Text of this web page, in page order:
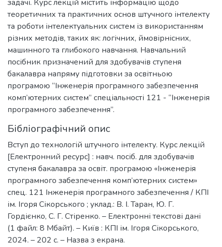
задачі. Курс лекцій містить інформацію щодо
теоретичних та практичних основ штучного інтелекту
та роботи інтелектуальних систем із використанням
різних методів, таких як: логічних, ймовірнісних,
машинного та глибокого навчання. Навчальний
посібник призначений для здобувачів ступеня
бакалавра напряму підготовки за освітньою
програмою “Інженерія програмного забезпечення
комп’ютерних систем” спеціальності 121 - “Інженерія
програмного забезпечення”.
Бібліографічний опис
Вступ до технологій штучного інтелекту. Курс лекцій
[Електронний ресурс] : навч. посіб. для здобувачів
ступеня бакалавра за освіт. програмою «Інженерія
програмного забезпечення комп’ютерних систем»
спец. 121 Інженерія програмного забезпечення / КПІ
ім. Ігоря Сікорського ; уклад.: В. І. Таран, Ю. Г.
Гордієнко, С. Г. Стіренко. – Електронні текстові дані
(1 файл: 8 Мбайт). – Київ : КПІ ім. Ігоря Сікорського,
2024. – 202 с. – Назва з екрана.